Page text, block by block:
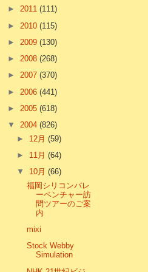
► 2011 (111)
► 2010 (115)
► 2009 (130)
► 2008 (268)
► 2007 (370)
► 2006 (441)
► 2005 (618)
▼ 2004 (826)
► 12月(59)
► 11月(64)
▼ 10月(66)
福岡シリコンバレ
ーベンチャー訪
問ツアーのご案
内
mixi
Stock Webby
Simulation